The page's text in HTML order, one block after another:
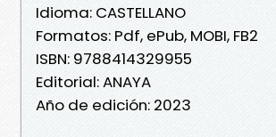
Idioma: CASTELLANO
Formatos: Pdf, ePub, MOBI, FB2
ISBN: 9788414329955
Editorial: ANAYA
Año de edición: 2023